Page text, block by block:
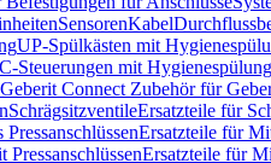
SensorenKabel
UP-Spülkästen mit
Steuerungen mit Hygienespülung
Connect Zubehör für
SchrägsitzventileErsatzteile für
Ersatzteile für
Ersatzteile für